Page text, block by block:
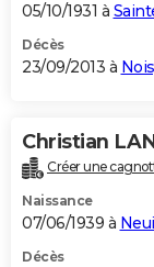
05/10/1931 à
Décès
23/09/2013 à
Christian
Créer une
Naissance
07/06/1939 à
Décès